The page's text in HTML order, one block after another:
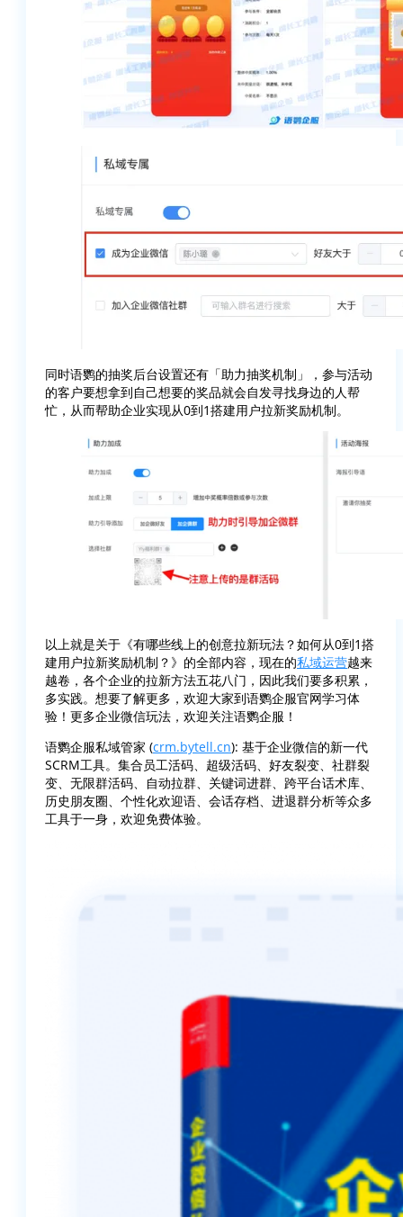
同时语鹦的抽奖后台设置还有「助力抽奖机制」，参与活动
的客户要想拿到自己想要的奖品就会自发寻找身边的人帮
忙，从而帮助企业实现从0到1搭建用户拉新奖励机制。
以上就是关于《有哪些线上的创意拉新玩法？如何从0到1搭
建用户拉新奖励机制？》的全部内容，现在的私域运营越来
越卷，各个企业的拉新方法五花八门，因此我们要多积累，
多实践。想要了解更多，欢迎大家到语鹦企服官网学习体
验！更多企业微信玩法，欢迎关注语鹦企服！
语鹦企服私域管家 (crm.bytell.cn): 基于企业微信的新一代
SCRM工具。集合员工活码、超级活码、好友裂变、社群裂
变、无限群活码、自动拉群、关键词进群、跨平台话术库、
历史朋友圈、个性化欢迎语、会话存档、进退群分析等众多
工具于一身，欢迎免费体验。